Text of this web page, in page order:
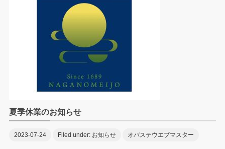
夏季休業のお知らせ
2023-07-24 Filed under: お知らせ オバステウエブマスター